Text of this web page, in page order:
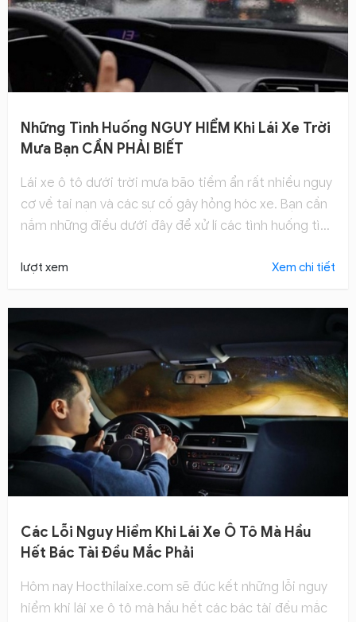
Những Tình Huống NGUY HIỂM Khi Lái Xe Trời
Mưa Bạn CẦN PHẢI BIẾT
Lái xe ô tô dưới trời mưa bão tiềm ẩn rất nhiều nguy
cơ về tai nạn và các sự cố gây hỏng hóc xe. Bạn cần
nắm những điều dưới đây để xử lí các tình huống tình
lượt xem Xem chi tiết
Các Lỗi Nguy Hiểm Khi Lái Xe Ô Tô Mà Hầu
Hết Bác Tài Đều Mắc Phải
Hôm nay Hocthilaixe.com sẽ đúc kết những lỗi nguy
hiểm khi lái xe ô tô mà hầu hết các bác tài đều mắc